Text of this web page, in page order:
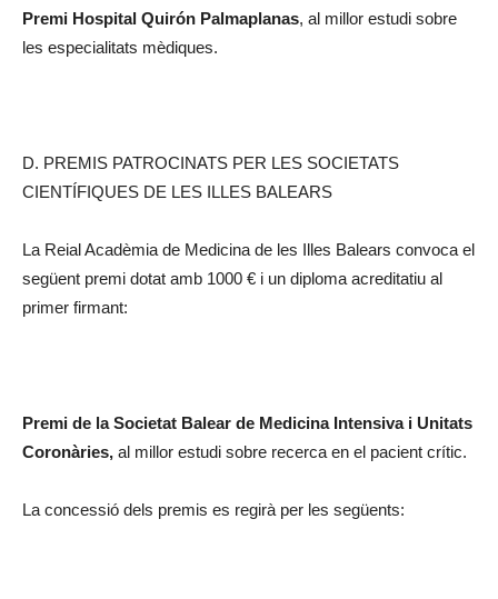
Premi Hospital Quirón Palmaplanas, al millor estudi sobre
les especialitats mèdiques.
D. PREMIS PATROCINATS PER LES SOCIETATS
CIENTÍFIQUES DE LES ILLES BALEARS
La Reial Acadèmia de Medicina de les Illes Balears convoca el
següent premi dotat amb 1000 € i un diploma acreditatiu al
primer firmant:
Premi de la Societat Balear de Medicina Intensiva i Unitats
Coronàries, al millor estudi sobre recerca en el pacient crític.
La concessió dels premis es regirà per les següents: